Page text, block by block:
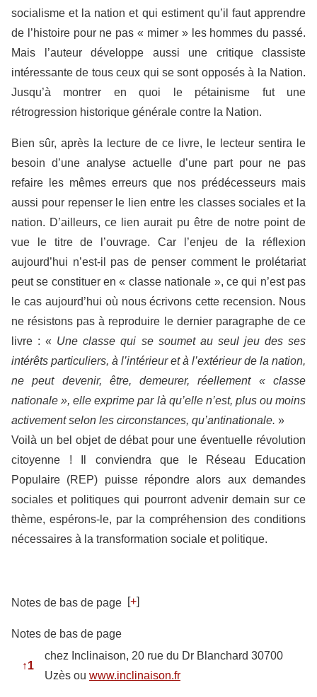
socialisme et la nation et qui estiment qu’il faut apprendre
de l’histoire pour ne pas « mimer » les hommes du passé.
Mais l’auteur développe aussi une critique classiste
intéressante de tous ceux qui se sont opposés à la Nation.
Jusqu’à montrer en quoi le pétainisme fut une
rétrogression historique générale contre la Nation.
Bien sûr, après la lecture de ce livre, le lecteur sentira le
besoin d’une analyse actuelle d’une part pour ne pas
refaire les mêmes erreurs que nos prédécesseurs mais
aussi pour repenser le lien entre les classes sociales et la
nation. D’ailleurs, ce lien aurait pu être de notre point de
vue le titre de l’ouvrage. Car l’enjeu de la réflexion
aujourd’hui n’est-il pas de penser comment le prolétariat
peut se constituer en « classe nationale », ce qui n’est pas
le cas aujourd’hui où nous écrivons cette recension. Nous
ne résistons pas à reproduire le dernier paragraphe de ce
livre : « Une classe qui se soumet au seul jeu des ses
intérêts particuliers, à l’intérieur et à l’extérieur de la nation,
ne peut devenir, être, demeurer, réellement « classe
nationale », elle exprime par là qu’elle n’est, plus ou moins
activement selon les circonstances, qu’antinationale. »
Voilà un bel objet de débat pour une éventuelle révolution
citoyenne ! Il conviendra que le Réseau Education
Populaire (REP) puisse répondre alors aux demandes
sociales et politiques qui pourront advenir demain sur ce
thème, espérons-le, par la compréhension des conditions
nécessaires à la transformation sociale et politique.
Notes de bas de page [+]
Notes de bas de page
↑1
chez Inclinaison, 20 rue du Dr Blanchard 30700
Uzès ou www.inclinaison.fr